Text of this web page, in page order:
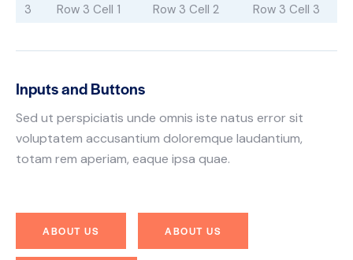
3
Row 3 Cell 1 Row 3 Cell 2 Row 3 Cell 3
Inputs and Buttons
Sed ut perspiciatis unde omnis iste natus error sit
voluptatem accusantium doloremque laudantium,
totam rem aperiam, eaque ipsa quae.
ABOUT US ABOUT US